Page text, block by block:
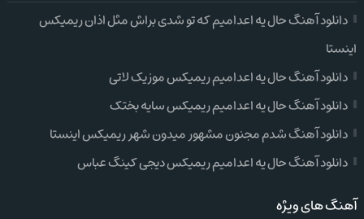
دانلود آهنگ حال یه اعدامیم که تو شدی براش مثل اذان ریمیکس
اینستا
دانلود آهنگ حال یه اعدامیم ریمیکس موزیک لاتی
دانلود آهنگ حال یه اعدامیم ریمیکس سایه بختک
دانلود آهنگ شدم مجنون مشهور میدون شهر ریمیکس اینستا
دانلود آهنگ حال یه اعدامیم ریمیکس دیجی کینگ عباس
آهنگ های ویژه